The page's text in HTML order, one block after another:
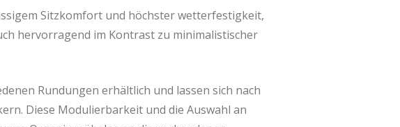
Sitzkomfort und höchster wetterfestigkeit,
hervorragend im Kontrast zu minimalistischer
Rundungen erhältlich und lassen sich nach
Diese Modulierbarkeit und die Auswahl an